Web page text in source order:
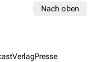
Nach oben
VerlagPresse